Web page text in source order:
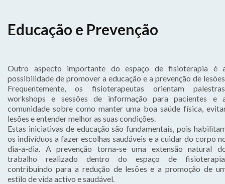
Educação e Prevenção
Outro aspecto importante do espaço de fisioterapia é
possibilidade de promover a educação e a prevenção de
Frequentemente, os fisioterapeutas orientam
workshops e sessões de informação para pacientes e
comunidade sobre como manter uma boa saúde física,
lesões e entender melhor as suas condições.
Estas iniciativas de educação são fundamentais, pois
os indivíduos a fazer escolhas saudáveis e a cuidar do corpo
dia-a-dia. A prevenção torna-se uma extensão natural
trabalho realizado dentro do espaço de
contribuindo para a redução de lesões e a promoção de
estilo de vida activo e saudável.